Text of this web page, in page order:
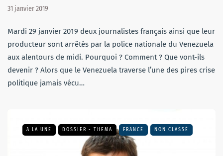
31 janvier 2019
Mardi 29 janvier 2019 deux journalistes français ainsi que leur
producteur sont arrêtés par la police nationale du Venezuela
aux alentours de midi. Pourquoi ? Comment ? Que vont-ils
devenir ? Alors que le Venezuela traverse l’une des pires crise
politique jamais vécu…
A LA UNE DOSSIER - THEMA FRANCE NON CLASSÉ